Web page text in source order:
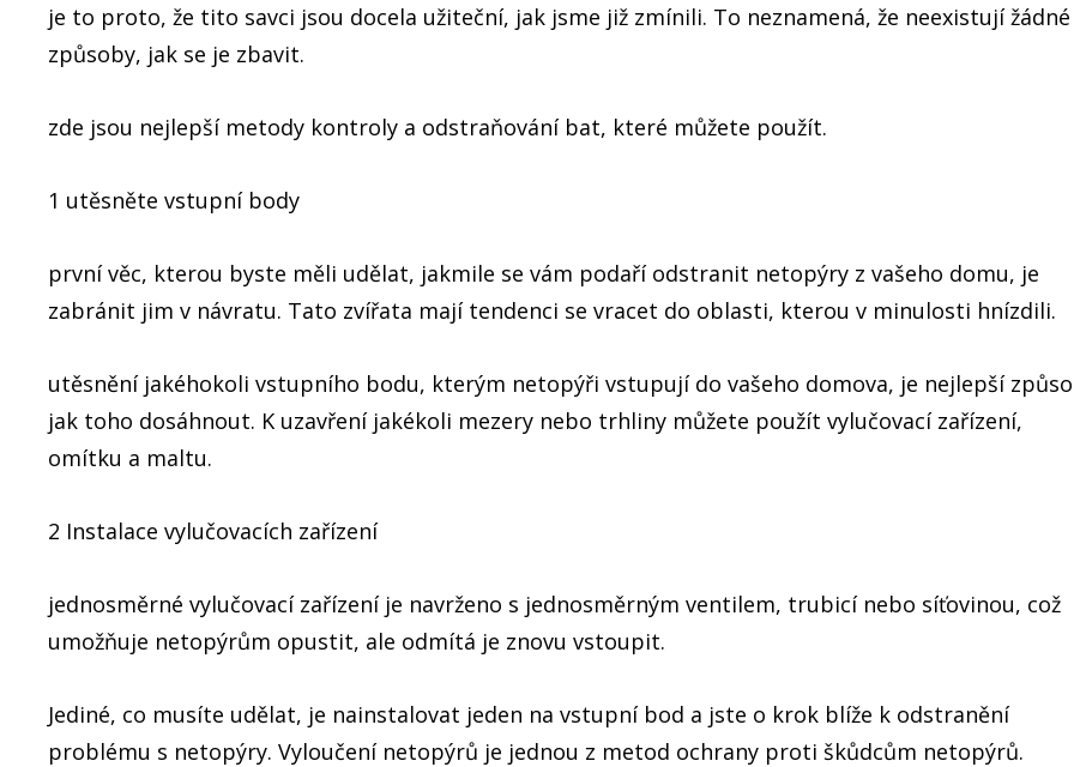
je to proto, že tito savci jsou docela užiteční, jak jsme již zmínili. To neznamená, že neexistují žádné
způsoby, jak se je zbavit.
zde jsou nejlepší metody kontroly a odstraňování bat, které můžete použít.
1 utěsněte vstupní body
první věc, kterou byste měli udělat, jakmile se vám podaří odstranit netopýry z vašeho domu, je
zabránit jim v návratu. Tato zvířata mají tendenci se vracet do oblasti, kterou v minulosti hnízdili.
utěsnění jakéhokoli vstupního bodu, kterým netopýři vstupují do vašeho domova, je nejlepší
jak toho dosáhnout. K uzavření jakékoli mezery nebo trhliny můžete použít vylučovací zařízení,
omítku a maltu.
2 Instalace vylučovacích zařízení
jednosměrné vylučovací zařízení je navrženo s jednosměrným ventilem, trubicí nebo síťovinou, což
umožňuje netopýrům opustit, ale odmítá je znovu vstoupit.
Jediné, co musíte udělat, je nainstalovat jeden na vstupní bod a jste o krok blíže k odstranění
problému s netopýry. Vyloučení netopýrů je jednou z metod ochrany proti škůdcům netopýrů.